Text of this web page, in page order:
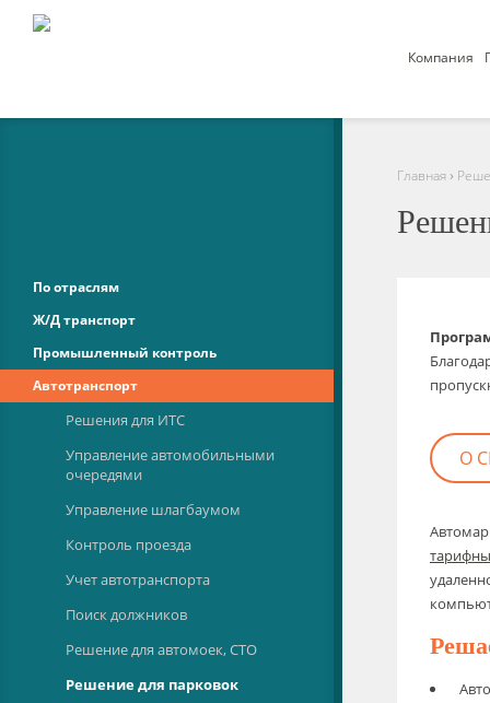
Компания
По отраслям
Ж/Д транспорт
Промышленный контроль
Автотранспорт
Решения для ИТС
Управление автомобильными
очередями
Управление шлагбаумом
Контроль проезда
Учет автотранспорта
Поиск должников
Решение для автомоек, СТО
Решение для парковок
Главная ›
О